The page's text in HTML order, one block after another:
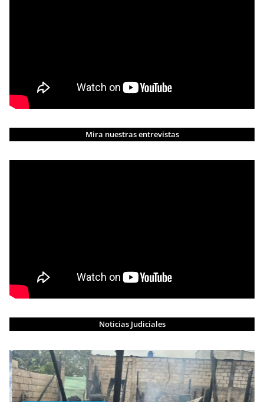
Mira nuestras entrevistas
Noticias Judiciales